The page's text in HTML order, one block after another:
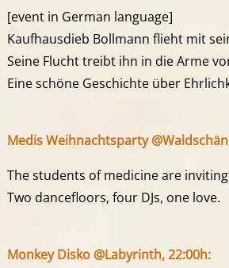
[event in German language]
Kaufhausdieb Bollmann flieht mit
Seine Flucht treibt ihn in die Arme
Eine schöne Geschichte über
Medis Weihnachtsparty
The students of medicine are
Two dancefloors, four DJs, one love.
Monkey Disko @Labyrinth, 22:00h: